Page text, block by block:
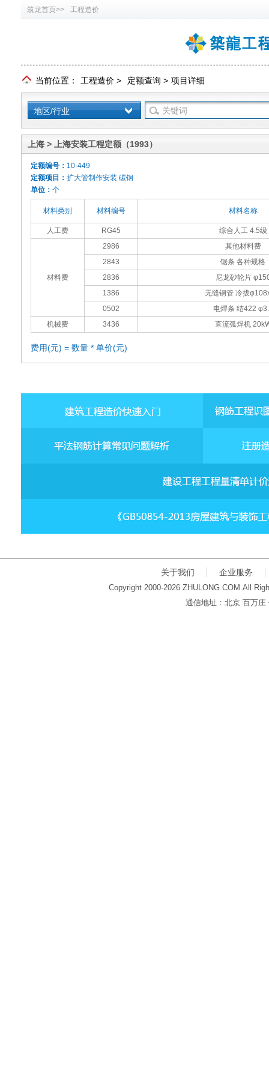
筑龙首页>> 工程造价
当前位置： 工程造价 > 定额查询 > 项目详细
地区/行业
上海 > 上海安装工程定额（1993）
定额编号： 10-449
定额项目： 扩大管制作安装 碳钢
单位： 个
材料类别 材料编号 材料名称
人工费 RG45 综合人工 4.5级
材料费
2986
其他材料费
2843
锯条 各种规格
2836
尼龙砂轮片
1386
无缝钢管 冷拔
0502
电焊条 结422
机械费
3436 直流弧焊机
费用(元) = 数量 * 单价(元)
关于我们 企业服务
Copyright 2000-2026 ZHULONG.COM.All
通信地址：北京 百万